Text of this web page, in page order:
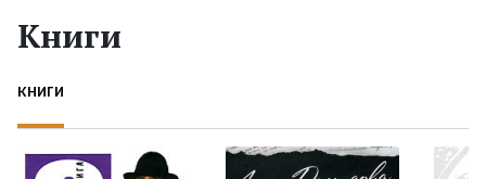
Жанры
Экранизации
Книги
КНИГИ